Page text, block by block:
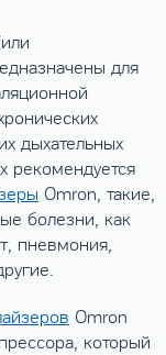
для
дыхательных
рекомендуется
Omron, такие,
болезни, как
пневмония,
Omron
который